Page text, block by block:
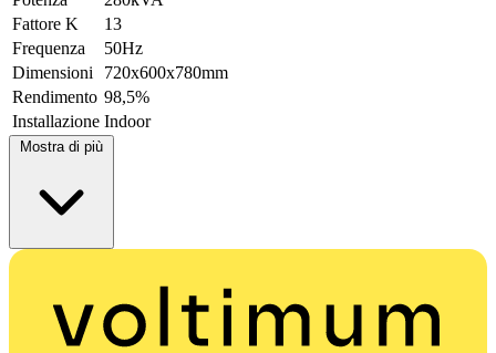
Fattore K
13
Frequenza
50Hz
Dimensioni
720x600x780mm
Rendimento 98,5%
Installazione Indoor
Mostra di più